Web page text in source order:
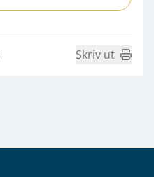
Skriv ut